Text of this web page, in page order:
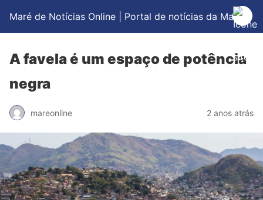
Maré de Notícias Online | Portal de notícias da Maré
A favela é um espaço de potência
negra
mareonline 2 anos atrás